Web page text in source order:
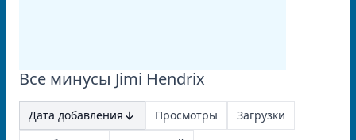
Все минусы Jimi Hendrix
Дата добавления Просмотры
Загрузки